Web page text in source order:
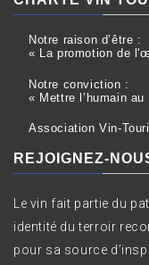
Notre raison d’être :
« La promotion de
Notre conviction :
« Mettre l’humain
Association Vin-
REJOIGNEZ-
Le vin fait partie du
identité du terroir
pour sa source